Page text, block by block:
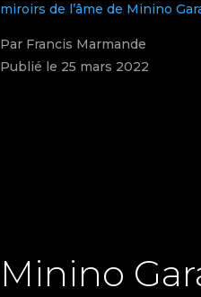
miroirs de l’âme de Minino
Par Francis Marmande
Publié le 25 mars 2022
Minino